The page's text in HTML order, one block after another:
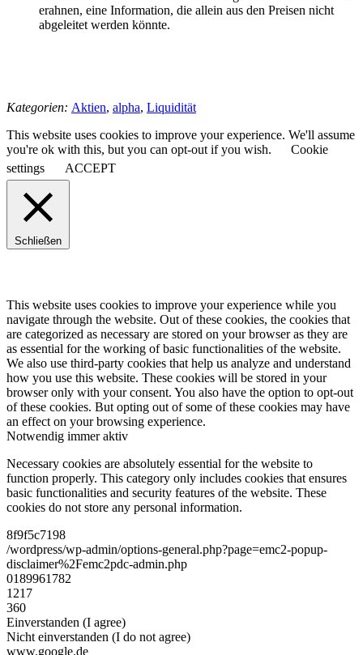
erahnen, eine Information, die allein aus den Preisen nicht
abgeleitet werden könnte.
Kategorien: Aktien, alpha, Liquidität
This website uses cookies to improve your experience. We'll assume
you're ok with this, but you can opt-out if you wish.
Cookie
settings
ACCEPT
Schließen
This website uses cookies to improve your experience while you
navigate through the website. Out of these cookies, the cookies that
are categorized as necessary are stored on your browser as they are
as essential for the working of basic functionalities of the website.
We also use third-party cookies that help us analyze and understand
how you use this website. These cookies will be stored in your
browser only with your consent. You also have the option to opt-out
of these cookies. But opting out of some of these cookies may have
an effect on your browsing experience.
Notwendig immer aktiv
Necessary cookies are absolutely essential for the website to
function properly. This category only includes cookies that ensures
basic functionalities and security features of the website. These
cookies do not store any personal information.
8f9f5c7198
/wordpress/wp-admin/options-general.php?page=emc2-popup-
disclaimer%2Femc2pdc-admin.php
0189961782
1217
360
Einverstanden (I agree)
Nicht einverstanden (I do not agree)
www.google.de